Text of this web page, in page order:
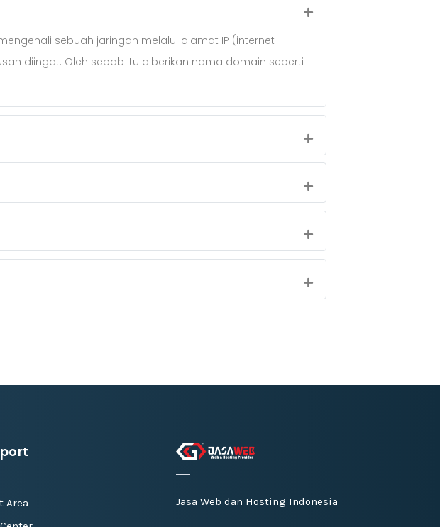
sebuah jaringan melalui alamat IP (internet
diingat. Oleh sebab itu diberikan nama domain seperti
Area
Jasa Web dan Hosting Indonesia